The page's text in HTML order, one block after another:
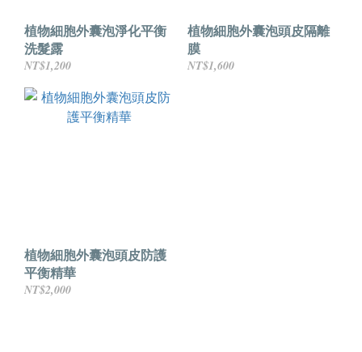
植物細胞外囊泡淨化平衡
洗髮露
NT$1,200
植物細胞外囊泡頭皮隔離
膜
NT$1,600
植物細胞外囊泡頭皮防護
平衡精華
NT$2,000